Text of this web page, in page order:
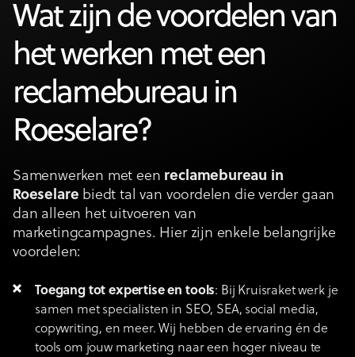
Wat zijn de voordelen van
het werken met een
reclamebureau in
Roeselare?
Samenwerken met een reclamebureau in
Roeselare biedt tal van voordelen die verder gaan
dan alleen het uitvoeren van
marketingcampagnes. Hier zijn enkele belangrijke
voordelen:
Toegang tot expertise en tools: Bij Kruisraket werk je
samen met specialisten in SEO, SEA, social media,
copywriting, en meer. Wij hebben de ervaring én de
tools om jouw marketing naar een hoger niveau te